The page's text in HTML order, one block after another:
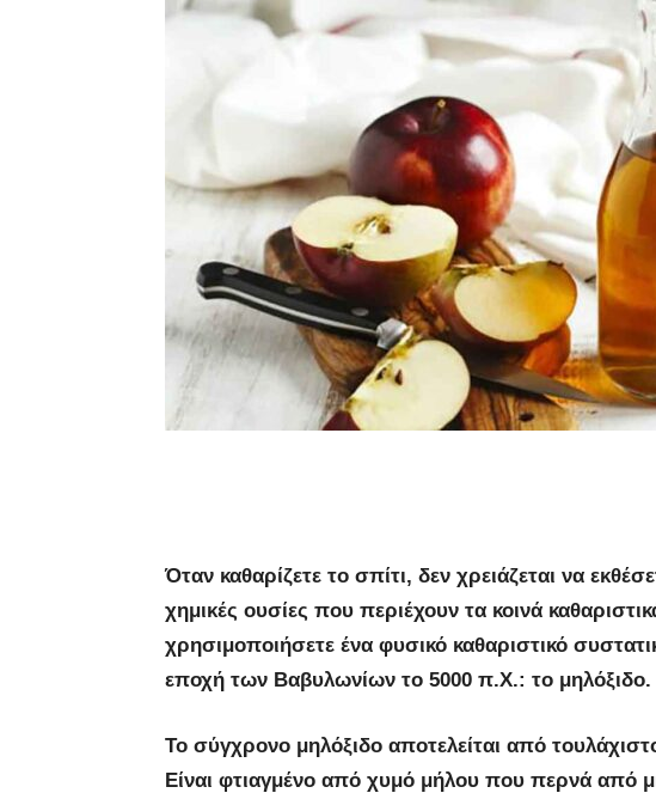
Όταν καθαρίζετε το σπίτι, δεν χρειάζεται να
χημικές ουσίες που περιέχουν τα κοινά
χρησιμοποιήσετε ένα φυσικό καθαριστικό
εποχή των Βαβυλωνίων το 5000 π.Χ.: το μηλόξιδο.
Το σύγχρονο μηλόξιδο αποτελείται από
Είναι φτιαγμένο από χυμό μήλου που περνά από